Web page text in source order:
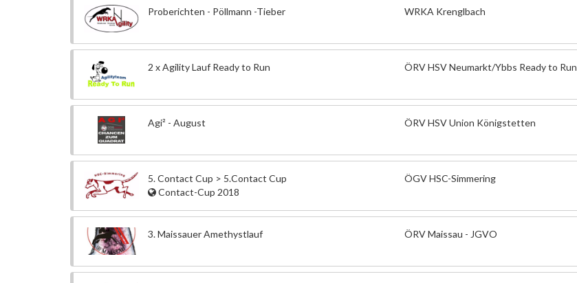
Proberichten - Pöllmann -Tieber WRKA Krenglbach
2 x Agility Lauf Ready to Run ÖRV HSV Neumarkt/Ybbs Ready to Run
Agi² - August ÖRV HSV Union Königstetten
5. Contact Cup > 5.Contact Cup
Contact-Cup 2018
ÖGV HSC-Simmering
3. Maissauer Amethystlauf ÖRV Maissau - JGVO